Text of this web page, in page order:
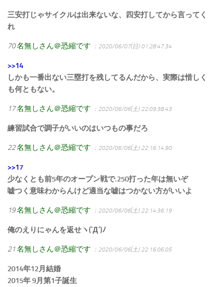
三安打じゃサイクルは出来ないな、四安打してから言ってく
れ
70名無しさん＠恐縮です ：2020/06/07(日) 01:28:47.34
>>14
しかも一番出ない三塁打を残してるんだから、実際は惜しく
も何ともない。
17名無しさん＠恐縮です ：2020/06/06(土) 22:09:38.43
練習試合で調子がいいのはいつもの事だろ
22名無しさん＠恐縮です ：2020/06/06(土) 22:16:14.90
>>17
少なくとも前5年のオープン戦で.250打った年は無いぞ
嘘つく意味わからんけど適当な嘘はつかない方がいいよ
19名無しさん＠恐縮です ：2020/06/06(土) 22:14:36.19
俺のえりにゃんを返せヽ(`Д´)ﾉ
21名無しさん＠恐縮です ：2020/06/06(土) 22:16:06.05
2014年12月結婚
2015年 9月第1子誕生